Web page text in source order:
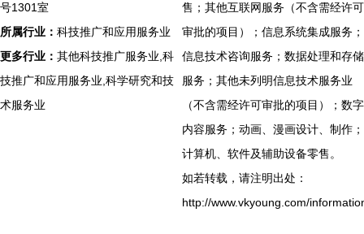
号1301室
所属行业： 科技推广和应用服务业
更多行业： 其他科技推广服务业,科
技推广和应用服务业,科学研究和技
术服务业
售；其他互联网服务（不含需经许可
审批的项目）；信息系统集成服务；
信息技术咨询服务；数据处理和存储
服务；其他未列明信息技术服务业
（不含需经许可审批的项目）；数字
内容服务；动画、漫画设计、制作；
计算机、软件及辅助设备零售。
如若转载，请注明出处：
http://www.vkyoung.com/